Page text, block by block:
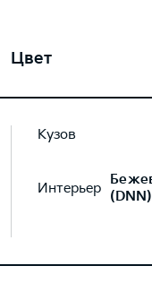
Цвет
Кузов
Интерьер (DNN)